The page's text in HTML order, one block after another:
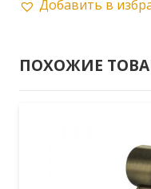
товара
County
Добавить в
ПОХОЖИЕ